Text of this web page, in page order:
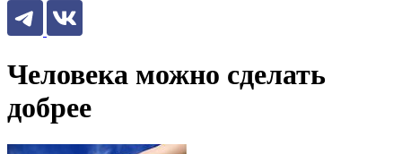
Человека можно сделать
добрее